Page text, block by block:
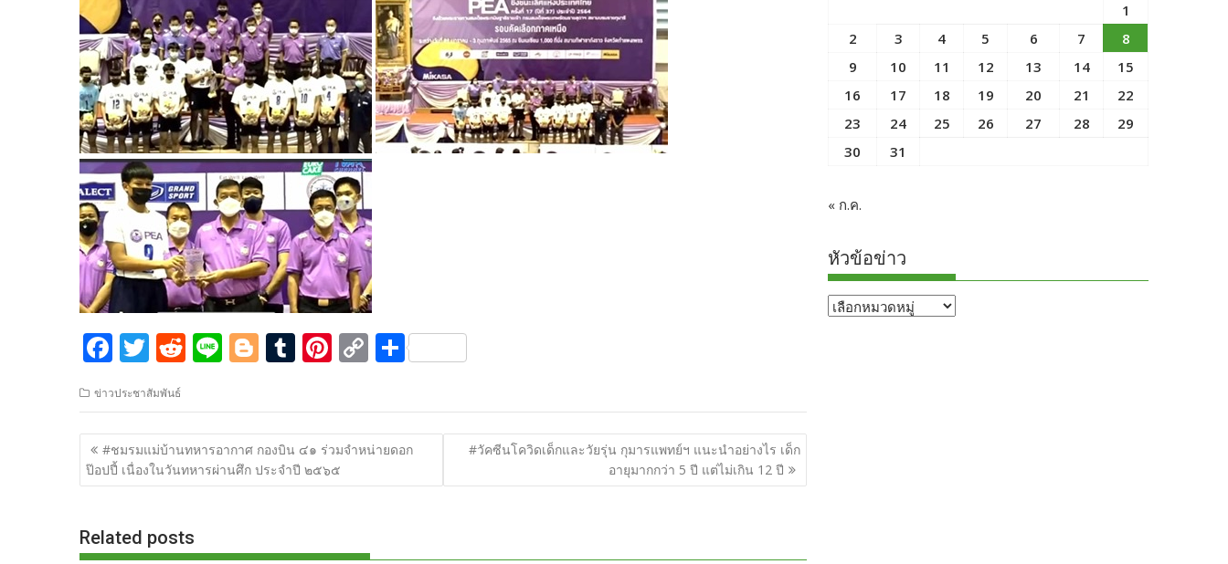
F
e
b
o
o
k
T
itt
er
R
d
di
t
Li
e
Bl
g
g
er
T
m
bl
r
Pi
er
e
st
C
p
y
Li
n
S
ar
e
ข่าวประชาสัมพันธ์
แนะแนว
เรื่อง
#ชมรมแม่บ้านทหารอากาศ กองบิน ๔๑ ร่วมจำหน่ายดอก
ป๊อปปี้ เนื่องในวันทหารผ่านศึก ประจำปี ๒๕๖๕
#วัคซีนโควิดเด็กและวัยรุ่น กุมารแพทย์ฯ แนะนําอย่างไร เด็ก
อายุมากกว่า 5 ปี แต่ไม่เกิน 12 ปี
Related posts
1
2
3 4 5 6 7
8
9
10 11 12 13 14
15
16
17 18 19 20 21
22
23
24 25 26 27 28
29
30
31
« ก.ค.
หัวข้อข่าว
หัวข้อ